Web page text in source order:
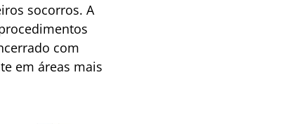
socorros. A
com
em áreas mais